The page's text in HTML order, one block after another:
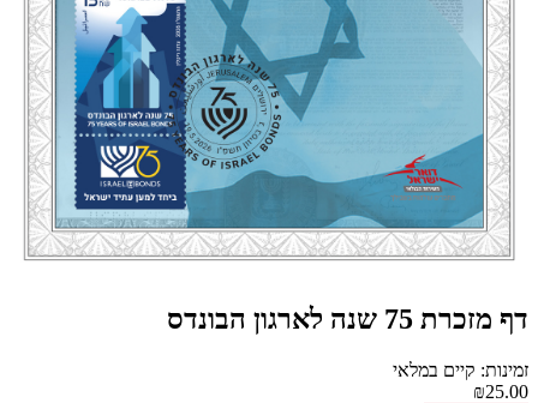
דף מזכרת 75 שנה לארגון הבונדס
זמינות: קיים במלאי
₪25.00